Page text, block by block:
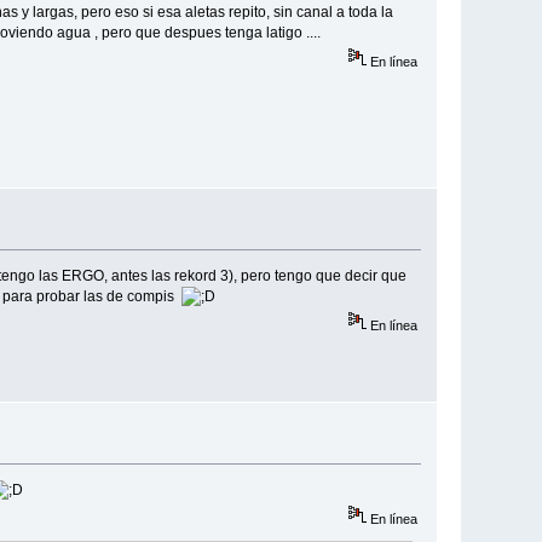
y largas, pero eso si esa aletas repito, sin canal a toda la
agua , pero que despues tenga latigo ....
En línea
las ERGO, antes las rekord 3), pero tengo que decir que
probar las de compis
En línea
En línea